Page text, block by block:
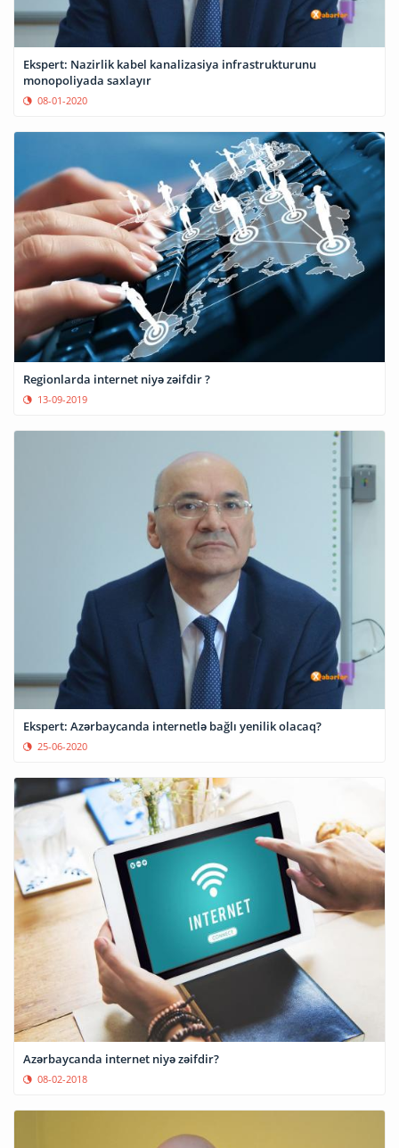
Ekspert: Nazirlik kabel kanalizasiya infrastrukturunu
monopoliyada saxlayır
08-01-2020
Regionlarda internet niyə zəifdir ?
13-09-2019
Ekspert: Azərbaycanda internetlə bağlı yenilik olacaq?
25-06-2020
Azərbaycanda internet niyə zəifdir?
08-02-2018